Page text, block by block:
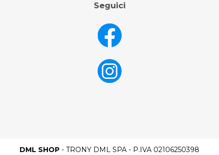
Seguici
DML SHOP - TRONY DML SPA - P.IVA 02106250398